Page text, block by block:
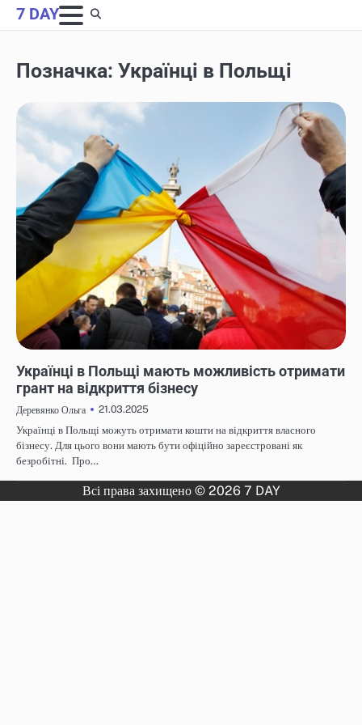
Skip
to
7 DAY
Позначка: Українці в Польщі
Українці в Польщі мають можливість отримати
грант на відкриття бізнесу
Деревянко Ольга
21.03.2025
Українці в Польщі можуть отримати кошти на відкриття власного
бізнесу. Для цього вони мають бути офіційно зареєстровані як
безробітні. Про…
Всі права захищено © 2026 7 DAY